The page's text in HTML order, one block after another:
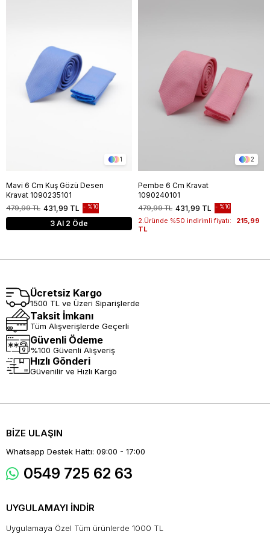
1
Mavi 6 Cm Kuş Gözü Desen
Kravat 1090235101
431,99 TL
479,99 TL %10
3 Al 2 Öde
2
Pembe 6 Cm Kravat
1090240101
431,99 TL
479,99 TL %10
2.Üründe %50 indirimli fiyatı:
215,99
TL
Ücretsiz Kargo
1500 TL ve Üzeri Siparişlerde
Taksit İmkanı
Tüm Alışverişlerde Geçerli
Güvenli Ödeme
%100 Güvenli Alışveriş
Hızlı Gönderi
Güvenilir ve Hızlı Kargo
BİZE ULAŞIN
Whatsapp Destek Hattı: 09:00 - 17:00
0549 725 62 63
UYGULAMAYI İNDİR
Uygulamaya Özel Tüm ürünlerde 1000 TL